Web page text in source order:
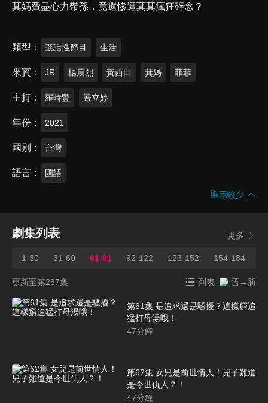
萁媽費盡心力帶孫，竟還慘遭萁萁瘋狂碎念？
類型 談話性節目 生活
來賓 JR 楊晨熙 黃西田 萁媽 菲菲
主持 羅時豐 嚴立婷
年份 2021
國別 台灣
語言 國語
顯示較少
劇集列表 更多
1-30 31-60 61-91 92-122 123-152 154-184
更新至第287集 列表 舊→新
第61集 是追求還是騷擾？這樣窮追
猛打母湯哦！
47分鐘
第62集 女兒是前世情人！兒子難道
是今世仇人？！
47分鐘